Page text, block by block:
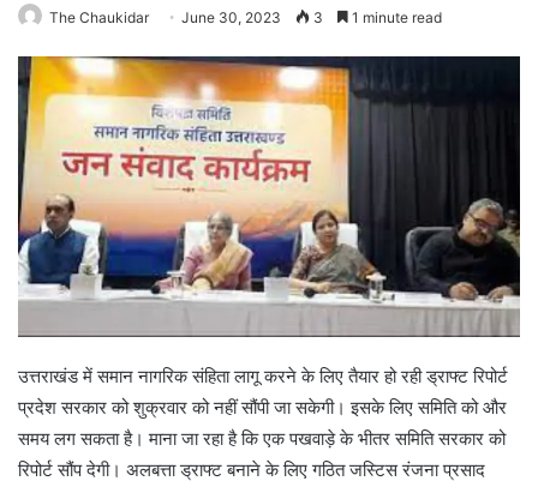
The Chaukidar June 30, 2023 3 1 minute read
उत्तराखंड में समान नागरिक संहिता लागू करने के लिए तैयार हो रही ड्राफ्ट रिपोर्ट
प्रदेश सरकार को शुक्रवार को नहीं सौंपी जा सकेगी। इसके लिए समिति को और
समय लग सकता है। माना जा रहा है कि एक पखवाड़े के भीतर समिति सरकार को
रिपोर्ट सौंप देगी। अलबत्ता ड्राफ्ट बनाने के लिए गठित जस्टिस रंजना प्रसाद